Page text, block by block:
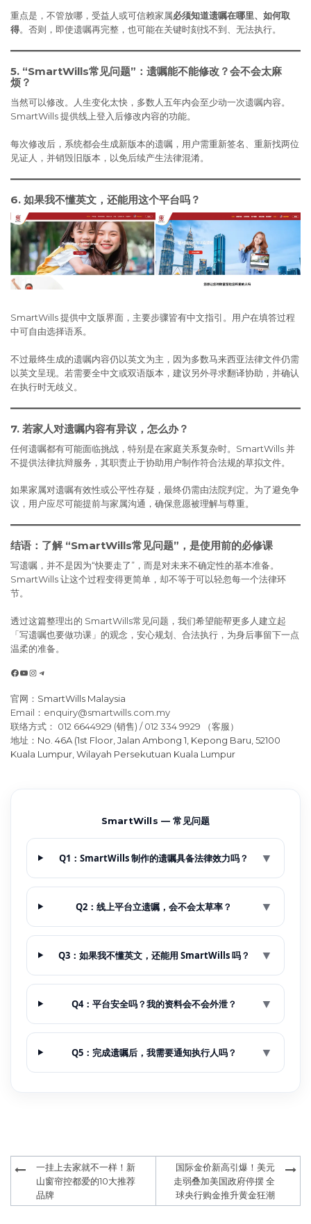
重点是，不管放哪，受益人或可信赖家属必须知道遗嘱在哪里、如何取
得。否则，即使遗嘱再完整，也可能在关键时刻找不到、无法执行。
5. “SmartWills常见问题”：遗嘱能不能修改？会不会太麻
烦？
当然可以修改。人生变化太快，多数人五年内会至少动一次遗嘱内容。
SmartWills 提供线上登入后修改内容的功能。
每次修改后，系统都会生成新版本的遗嘱，用户需重新签名、重新找两位
见证人，并销毁旧版本，以免后续产生法律混淆。
6. 如果我不懂英文，还能用这个平台吗？
SmartWills 提供中文版界面，主要步骤皆有中文指引。用户在填答过程
中可自由选择语系。
不过最终生成的遗嘱内容仍以英文为主，因为多数马来西亚法律文件仍需
以英文呈现。若需要全中文或双语版本，建议另外寻求翻译协助，并确认
在执行时无歧义。
7. 若家人对遗嘱内容有异议，怎么办？
任何遗嘱都有可能面临挑战，特别是在家庭关系复杂时。SmartWills 并
不提供法律抗辩服务，其职责止于协助用户制作符合法规的草拟文件。
如果家属对遗嘱有效性或公平性存疑，最终仍需由法院判定。为了避免争
议，用户应尽可能提前与家属沟通，确保意愿被理解与尊重。
结语：了解 “SmartWills常见问题”，是使用前的必修课
写遗嘱，并不是因为“快要走了”，而是对未来不确定性的基本准备。
SmartWills 让这个过程变得更简单，却不等于可以轻忽每一个法律环
节。
透过这篇整理出的 SmartWills常见问题，我们希望能帮更多人建立起
「写遗嘱也要做功课」的观念，安心规划、合法执行，为身后事留下一点
温柔的准备。
Facebook
YouTube
Instagram
Telegram
官网： SmartWills Malaysia
Email：enquiry@smartwills.com.my
联络方式： 012 6644929 (销售) / 012 334 9929 （客服）
地址： No. 46A (1st Floor, Jalan Ambong 1, Kepong Baru, 52100
Kuala Lumpur, Wilayah Persekutuan Kuala Lumpur
SmartWills — 常见问题
Q1：SmartWills 制作的遗嘱具备法律效力吗？ ▼
Q2：线上平台立遗嘱，会不会太草率？ ▼
Q3：如果我不懂英文，还能用 SmartWills 吗？ ▼
Q4：平台安全吗？我的资料会不会外泄？ ▼
Q5：完成遗嘱后，我需要通知执行人吗？ ▼
Post
navigation
一挂上去家就不一样！新
山窗帘控都爱的10大推荐
品牌
国际金价新高引爆！美元
走弱叠加美国政府停摆 全
球央行购金推升黄金狂潮